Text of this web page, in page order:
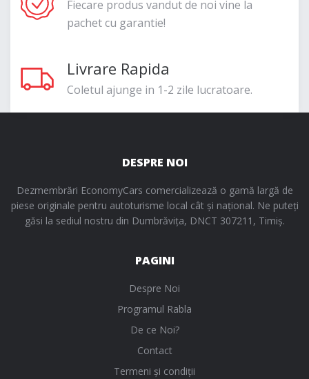
Fiecare produs vandut de noi vine la
pachet cu garantie!
Livrare Rapida
Coletul ajunge in 1-2 zile lucratoare.
DESPRE NOI
Dezmembrări EconomyCars comercializează o gamă largă de
piese originale pentru autoturisme local cât și național. Ne puteți
găsi la sediul nostru din Dumbrăvița, DNCT 307211, Timiș.
PAGINI
Despre Noi
Programul Rabla
De ce Noi?
Contact
Termeni și condiții